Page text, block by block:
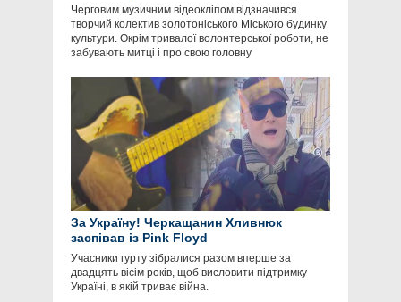
Черговим музичним відеокліпом відзначився
творчий колектив золотоніського Міського будинку
культури. Окрім тривалої волонтерської роботи, не
забувають митці і про свою головну
За Україну! Черкащанин Хливнюк
заспівав із Pink Floyd
Учасники гурту зібралися разом вперше за
двадцять вісім років, щоб висловити підтримку
Україні, в якій триває війна.